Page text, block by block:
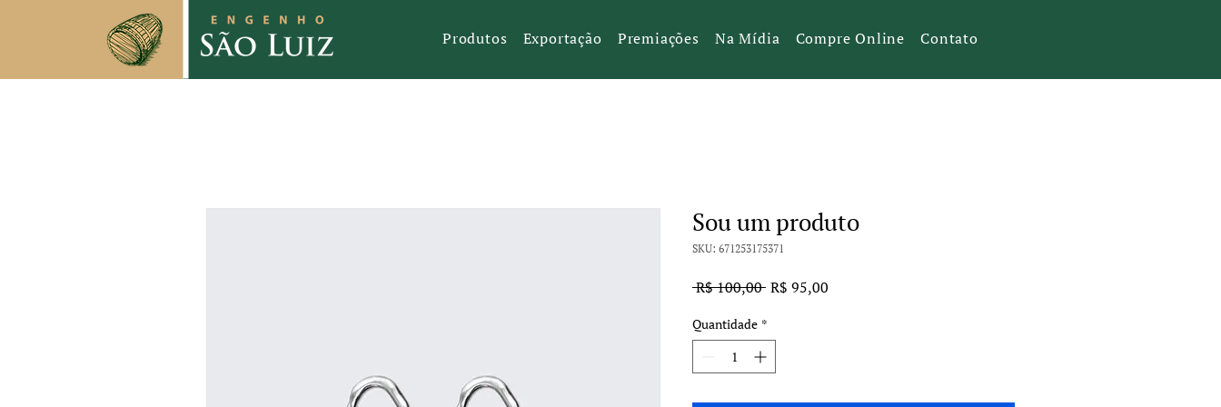
Produtos Exportação Premiações Na Mídia Compre Online Contato
Sou um produto
SKU: 671253175371
R$ 100,00 Preço
R$ 95,00
Quantidade *